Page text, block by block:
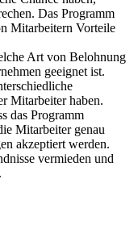
Das Programm
Mitarbeitern Vorteile
Art v​on Belohnung
geeignet ist.
Mitarbeiter haben.
das Programm
Mitarbeiter g​enau
akzeptiert werden.
vermieden u​nd